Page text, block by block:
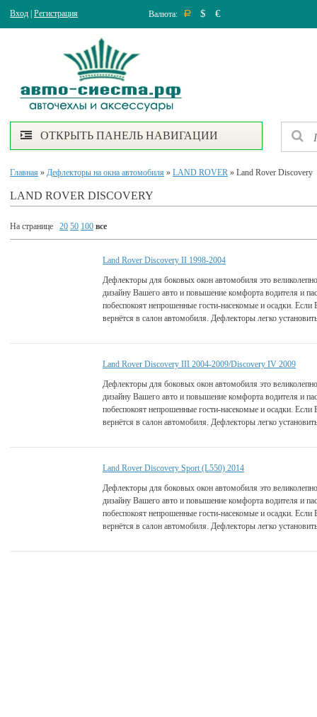
Вход Регистрация Валюта: Р $ €
ОТКРЫТЬ ПАНЕЛЬ НАВИГАЦИИ
Главная » Дефлекторы на окна автомобиля » LAND ROVER » Land Rover Discovery
LAND ROVER DISCOVERY
На странице 20 50 100 все
Land Rover Discovery II 1998-2004
Дефлекторы для боковых окон автомобиля это
дизайну Вашего авто и повышение комфорта водителя и
побеспокоят непрошенные гости-насекомые и осадки.
вернётся в салон автомобиля. Дефлекторы легко
Land Rover Discovery III 2004-2009/Discovery IV 2009
Дефлекторы для боковых окон автомобиля это
дизайну Вашего авто и повышение комфорта водителя и
побеспокоят непрошенные гости-насекомые и осадки.
вернётся в салон автомобиля. Дефлекторы легко
Land Rover Discovery Sport (L550) 2014
Дефлекторы для боковых окон автомобиля это
дизайну Вашего авто и повышение комфорта водителя и
побеспокоят непрошенные гости-насекомые и осадки.
вернётся в салон автомобиля. Дефлекторы легко